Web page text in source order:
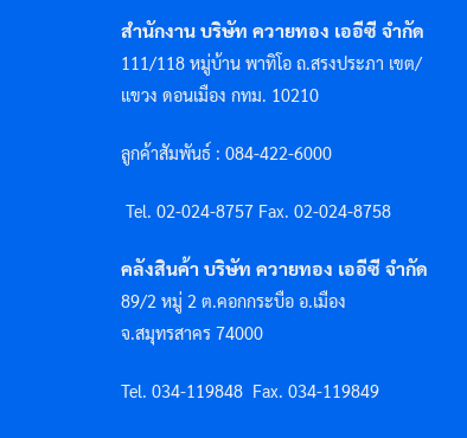
สำนักงาน บริษัท ควายทอง เออีซี จำกัด
111/118 หมู่บ้าน พาทิโอ ถ.สรงประภา เขต/
แขวง ดอนเมือง กทม. 10210
ลูกค้าสัมพันธ์ : 084-422-6000
Tel. 02-024-8757 Fax. 02-024-8758
คลังสินค้า บริษัท ควายทอง เออีซี จำกัด
89/2 หมู่ 2 ต.คอกกระบือ อ.เมือง
จ.สมุทรสาคร 74000
Tel. 034-119848 Fax. 034-119849